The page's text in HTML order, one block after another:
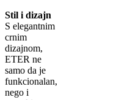
Stil i dizajn
S elegantnim
crnim
dizajnom,
ETER ne
samo da je
funkcionalan,
nego i